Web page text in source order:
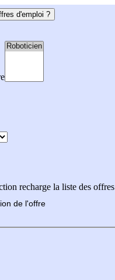
d'emploi ?
recharge la liste des offres
de l'offre